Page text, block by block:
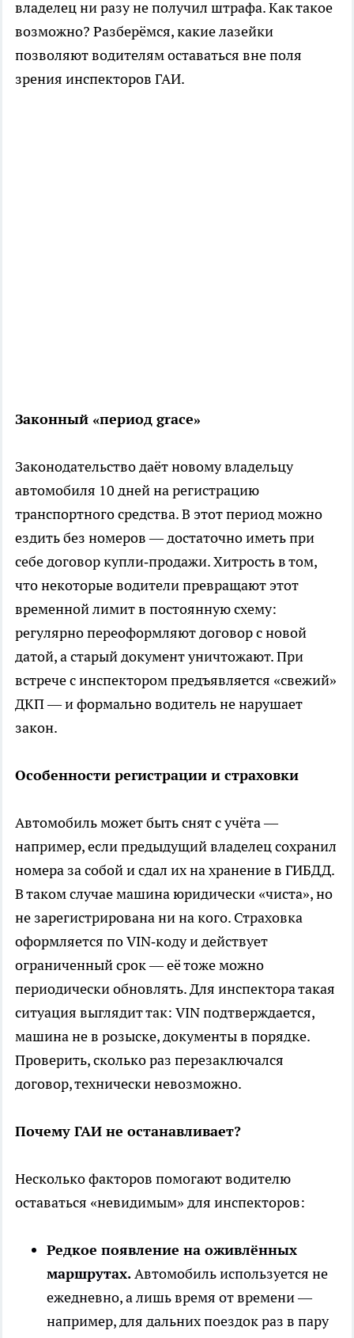
владелец ни разу не получил штрафа. Как такое
возможно? Разберёмся, какие лазейки
позволяют водителям оставаться вне поля
зрения инспекторов ГАИ.
Законный «период grace»
Законодательство даёт новому владельцу
автомобиля 10 дней на регистрацию
транспортного средства. В этот период можно
ездить без номеров — достаточно иметь при
себе договор купли‑продажи. Хитрость в том,
что некоторые водители превращают этот
временной лимит в постоянную схему:
регулярно переоформляют договор с новой
датой, а старый документ уничтожают. При
встрече с инспектором предъявляется «свежий»
ДКП — и формально водитель не нарушает
закон.
Особенности регистрации и страховки
Автомобиль может быть снят с учёта —
например, если предыдущий владелец сохранил
номера за собой и сдал их на хранение в ГИБДД.
В таком случае машина юридически «чиста», но
не зарегистрирована ни на кого. Страховка
оформляется по VIN‑коду и действует
ограниченный срок — её тоже можно
периодически обновлять. Для инспектора такая
ситуация выглядит так: VIN подтверждается,
машина не в розыске, документы в порядке.
Проверить, сколько раз перезаключался
договор, технически невозможно.
Почему ГАИ не останавливает?
Несколько факторов помогают водителю
оставаться «невидимым» для инспекторов:
Редкое появление на оживлённых
маршрутах.Автомобиль используется не
ежедневно, а лишь время от времени —
например, для дальних поездок раз в пару